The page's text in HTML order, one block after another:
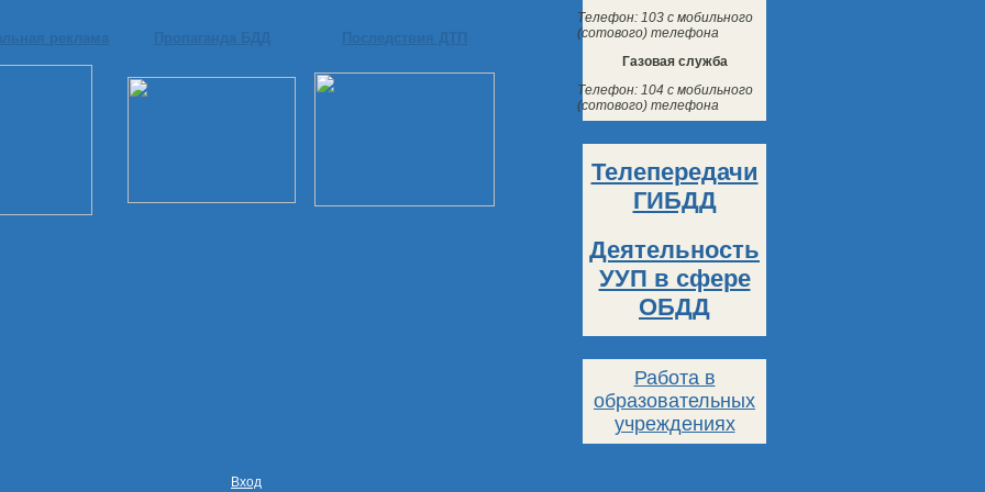
Телефон: 103 с мобильного
(сотового) телефона
Газовая служба
Телефон: 104 с мобильного
(сотового) телефона
Телепередачи
ГИБДД
Деятельность
УУП в сфере
ОБДД
Работа в
образовательных
учреждениях
Вход